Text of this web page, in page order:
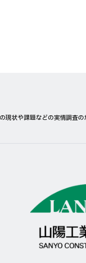
現状や課題などの実情調査